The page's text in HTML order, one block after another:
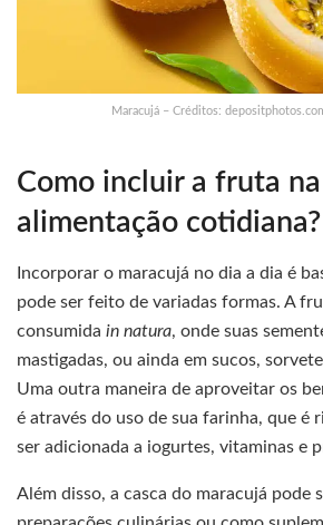
Maracujá – Créditos:
Como incluir a fruta na
alimentação cotidiana?
Incorporar o maracujá no dia a dia é
pode ser feito de variadas formas. A
consumida in natura, onde suas
mastigadas, ou ainda em sucos,
Uma outra maneira de aproveitar os
é através do uso de sua farinha, que é
ser adicionada a iogurtes, vitaminas e
Além disso, a casca do maracujá pode